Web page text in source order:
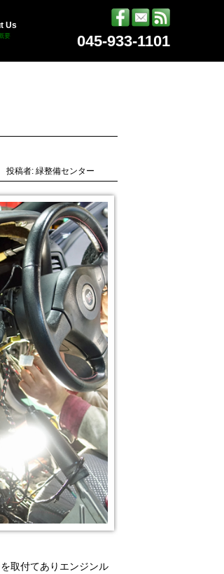
Us
要 045-933-1101
投稿者: 緑整備センター
取付てありエンジンル